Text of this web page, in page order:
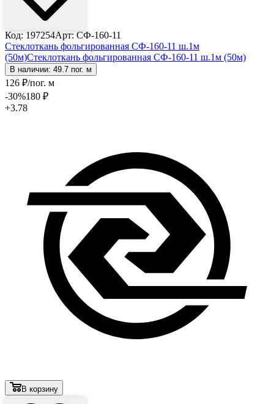
Код: 197254Арт: СФ-160-11
Стеклоткань фольгированная СФ-160-11 ш.1м
(50м)Стеклоткань фольгированная СФ-160-11 ш.1м (50м)
В наличии: 49.7 пог. м
126 ₽/пог. м
-30%180 ₽
+3.78
В корзину